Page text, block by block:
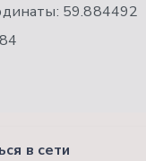
59.884492
в сети